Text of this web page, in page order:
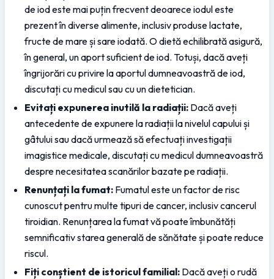
de iod este mai puțin frecvent deoarece iodul este
prezent în diverse alimente, inclusiv produse lactate,
fructe de mare și sare iodată. O dietă echilibrată asigură,
în general, un aport suficient de iod. Totuși, dacă aveți
îngrijorări cu privire la aportul dumneavoastră de iod,
discutați cu medicul sau cu un dietetician.
Evitați expunerea inutilă la radiații: Dacă aveți
antecedente de expunere la radiații la nivelul capului și
gâtului sau dacă urmează să efectuați investigații
imagistice medicale, discutați cu medicul dumneavoastră
despre necesitatea scanărilor bazate pe radiații.
Renunțați la fumat: Fumatul este un factor de risc
cunoscut pentru multe tipuri de cancer, inclusiv cancerul
tiroidian. Renunțarea la fumat vă poate îmbunătăți
semnificativ starea generală de sănătate și poate reduce
riscul.
Fiți conștient de istoricul familial: Dacă aveți o rudă